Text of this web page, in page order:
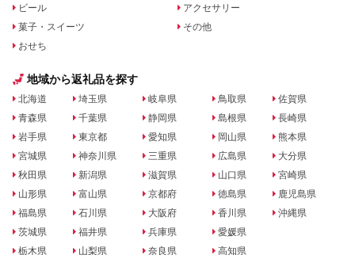
ビール
菓子・スイーツ
おせち
アクセサリー
その他
地域から返礼品を探す
北海道
青森県
岩手県
宮城県
秋田県
山形県
福島県
茨城県
栃木県
埼玉県
千葉県
東京都
神奈川県
新潟県
富山県
石川県
福井県
山梨県
岐阜県
静岡県
愛知県
三重県
滋賀県
京都府
大阪府
兵庫県
奈良県
鳥取県
島根県
岡山県
広島県
山口県
徳島県
香川県
愛媛県
高知県
佐賀県
長崎県
熊本県
大分県
宮崎県
鹿児島県
沖縄県